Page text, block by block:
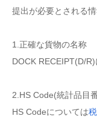
提出が必要とされる
1.正確な貨物の名称
DOCK RECEIPT(D/R)
2.HS Code(統計品目
HS Codeについては